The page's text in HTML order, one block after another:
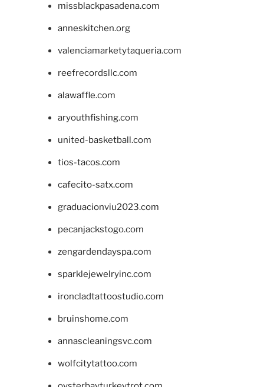
missblackpasadena.com
anneskitchen.org
valenciamarketytaqueria.com
reefrecordsllc.com
alawaffle.com
aryouthfishing.com
united-basketball.com
tios-tacos.com
cafecito-satx.com
graduacionviu2023.com
pecanjackstogo.com
zengardendayspa.com
sparklejewelryinc.com
ironcladtattoostudio.com
bruinshome.com
annascleaningsvc.com
wolfcitytattoo.com